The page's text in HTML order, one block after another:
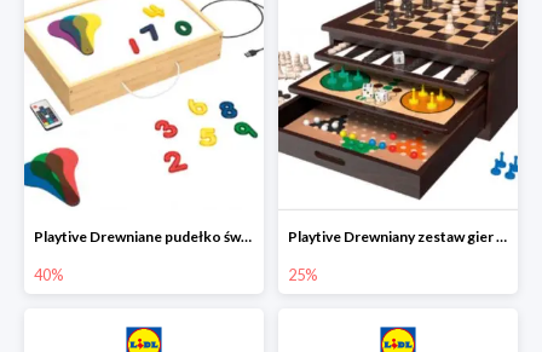
Playtive Drewniane pudełko świetlne MONTESSORI
40%
Playtive Drewniany zestaw gier 10 w 1
25%